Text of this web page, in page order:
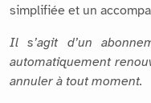
simplifiée et un
Il s’agit d’un
automatiquement
annuler à tout moment.